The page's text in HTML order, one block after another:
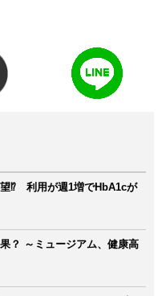
⁉ 利用が週1増でHbA1cが
？ ～ミュージアム、健康高